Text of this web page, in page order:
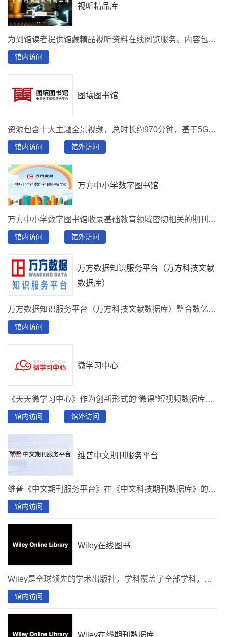
视听精品库
为到馆读者提供馆藏精品视听资料在线阅览服务。内容包括中外经典电影、纪录片、电视剧、音乐会、黑胶唱片等视频、音频资源。
馆内访问
图壤图书馆
资源包含十大主题全景视频，总时长约970分钟，基于5G、VR/AR、超高清等技术，打造沉浸式阅读体验。
馆内访问 馆外访问
万方中小学数字图书馆
万方中小学数字图书馆收录基础教育领域密切相关的期刊、绘本、视频、微课、科普视界等十多种资源。
馆内访问 馆外访问
万方数据知识服务平台（万方科技文献
数据库）
万方数据知识服务平台（万方科技文献数据库）整合数亿条优质学术资源，集成期刊、学位、会议、科技报告、专利、视频等十余种资源类型，提供海量资源的一站式检索发现。
馆内访问
微学习中心
《天天微学习中心》作为创新形式的“微课”短视频数据库，针对移动化、碎片化学习行为特点，对海量视频资源进行重新剪辑、深度挖掘和科学整合，以约5分钟时长的“微课”为载体，形成主题突出、知识点鲜明、内容丰富、学习便捷的微视频数据库。将“学习多元化、知识碎片化、目标明确化”映射到产品内容中，覆盖涉及的面更全，服务的人群年龄段也更广。将精炼的核心知识点进行快速系统化学习，全面提升个人职业技能、专业素养、人格素养、综合素养。
馆内访问 馆外访问
维普中文期刊服务平台
维普《中文期刊服务平台》在《中文科技期刊数据库》的基础上，以数据质量和资源保障为产品核心，对数据进行整理、信息挖掘、情报分析和数据对象化，充分发挥数据价值。完成了从“期刊文献库”到“期刊大数据”的升级。期刊总量：14000余种，其中现刊9000余种，核心期刊：1983种，文献总量：5700余万篇，回溯年限：1989年，部分期刊回溯至创刊年，更新周期：中心网站日更新 学科分类：医药卫生、农业科学、机械工程、自动化与计算机技术、化学工程、经济管理、政治法律、哲学宗教、文学艺术等35个学科大类，457个学科小类。 检索方式：文献检索、期刊检索、主题检索、作者检索、机构检索、基金检索、学科检索、地区检索以及基于这8个维度的综合检索。
馆内访问
Wiley在线图书
Wiley是全球领先的学术出版社，学科覆盖了全部学科，其中涵盖广受好评的Blackwell指南和手册，同时涵盖了诸如词典、百科全书和简明指南等有价值的参考资料及高学术水平著作。首都图书馆购买了社会科学、人文科学、商科三个大学科包的近5千种Wiley在线图书。
馆内访问
Wiley在线期刊数据库